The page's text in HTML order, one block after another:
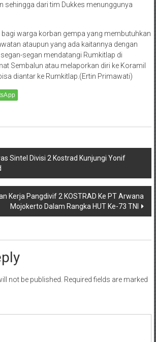
sehingga dari tim Dukkes menunggunya
warga korban gempa yang membutuhkan
ataupun yang ada kaitannya dengan
segan mendatangi Rumkitlap di
Sembalun atau melaporkan diri ke Koramil
diantar ke Rumkitlap.(Ertin Primawati)
Sintel Divisi 2 Kostrad Kunjungi Yonif
Kerja Pangdivif 2 KOSTRAD Ke PT Arwana
Mojokerto Dalam Rangka HUT Ke-73 TNI
not be published. Required fields are marked